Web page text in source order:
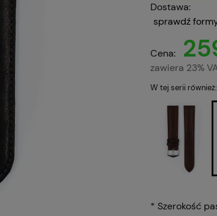
Dostawa:
sprawdź
Cena:
zawiera 23%
W tej serii również:
* Szerokość